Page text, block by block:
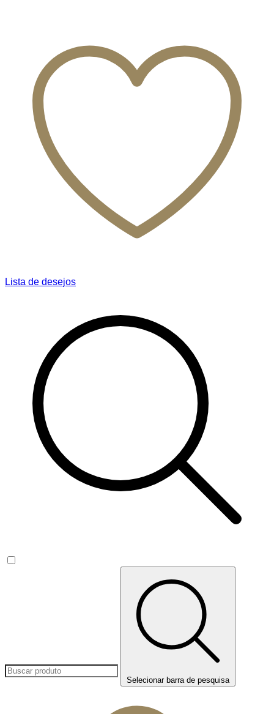
Lista de desejos
Selecionar barra de pesquisa